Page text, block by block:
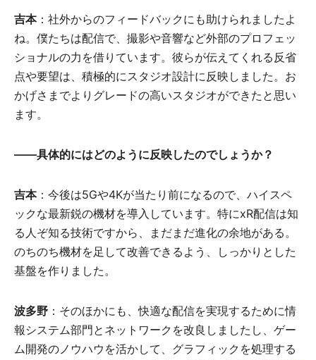
吉本：社外からのフィードバックにも助けられましたよ
ね。僕たちは配信で、撮影や音響など外部のプロフェッ
ショナルの力を借りています。彼らが伝えてくれる反省
点や要望は、積極的にスタジオ設計に反映しました。お
かげさまでよりグレードの高いスタジオができたと思い
ます。
――具体的にはどのように反映したのでしょうか？
吉本：今後は5Gや4Kが当たり前になるので、ハイスペ
ックな最新鋭の機材を導入しています。特にxR配信は知
る人ぞ知る技術ですから、まだまだ進化の余地がある。
のちのち機材を足して改善できるよう、しっかりとした
基盤を作りました。
波多野 ：そのほかにも、快適な配信を実現するために情
報システム部門とネットワークを改良しましたし、ゲー
ム開発のノウハウを活かして、グラフィックを処理する